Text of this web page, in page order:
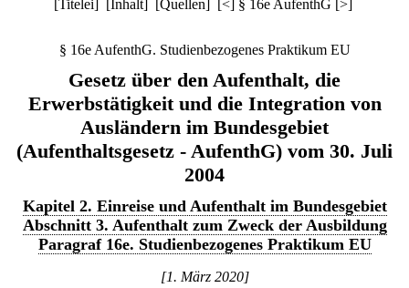
[Titelei] [Inhalt] [Quellen] [<] § 16e AufenthG [>]
§ 16e AufenthG. Studienbezogenes Praktikum EU
Gesetz über den Aufenthalt, die
Erwerbstätigkeit und die Integration von
Ausländern im Bundesgebiet
(Aufenthaltsgesetz - AufenthG) vom 30. Juli
2004
Kapitel 2. Einreise und Aufenthalt im Bundesgebiet
Abschnitt 3. Aufenthalt zum Zweck der Ausbildung
Paragraf 16e. Studienbezogenes Praktikum EU
[1. März 2020]